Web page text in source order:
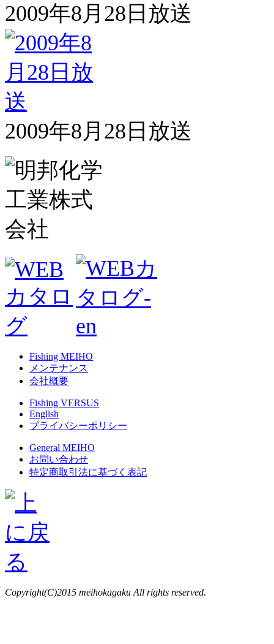
2009年8月28日放送
2009年8月28日放送
Fishing MEIHO
メンテナンス
会社概要
Fishing VERSUS
English
プライバシーポリシー
General MEIHO
お問い合わせ
特定商取引法に基づく表記
Copyright(C)2015 meihokagaku All rights reserved.